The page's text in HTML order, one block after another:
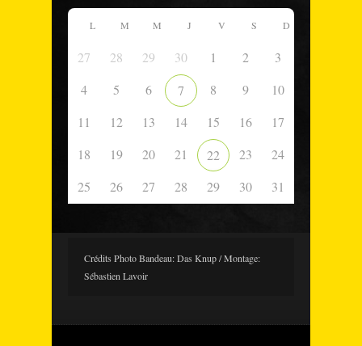
L M M J V S D
27 28 29 30 1 2
3
4
5 6 7 8 9
10
11
12 13 14 15 16
17
18
19 20 21 22 23
24
25
26 27 28 29 30 31
Crédits Photo Bandeau: Das Knup / Montage:
Sébastien Lavoir